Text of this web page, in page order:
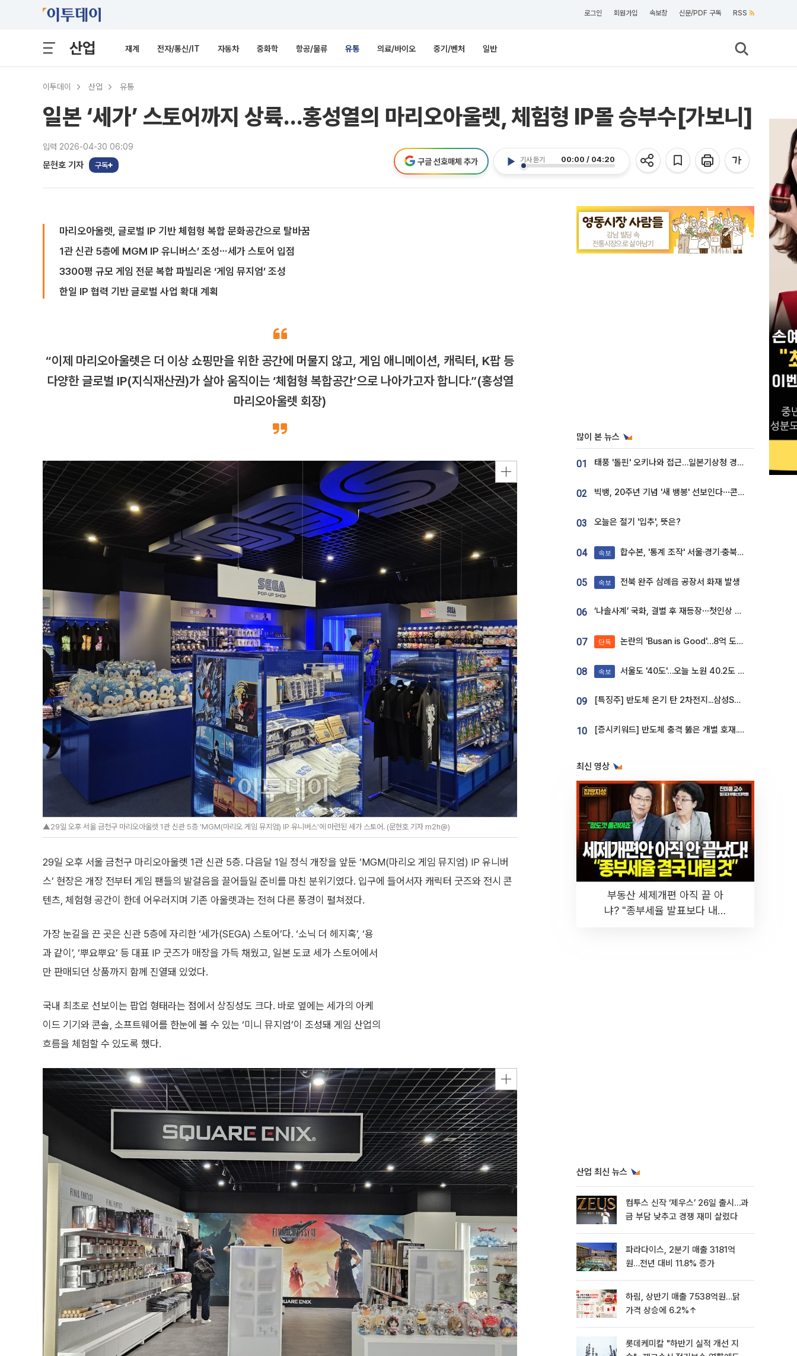
로그인 회원가입 속보창 신문/PDF 구독 RSS
산업 재계 전자/통신/IT 자동차 중화학 항공/물류 유통 의료/바이오 중기/벤처 일반
이투데이 산업 유통
일본 ‘세가’ 스토어까지 상륙…홍성열의 마리오아울렛, 체험형 IP몰 승부수[가보니]
입력 2026-04-30 06:09
문현호 기자 구독
기사 듣기 00:00 / 04:20
구글 선호매체 추가
마리오아울렛, 글로벌 IP 기반 체험형 복합 문화공간으로 탈바꿈
1관 신관 5층에 MGM IP 유니버스’ 조성⋯세가 스토어 입점
3300평 규모 게임 전문 복합 파빌리온 ‘게임 뮤지엄’ 조성
한일 IP 협력 기반 글로벌 사업 확대 계획
“이제 마리오아울렛은 더 이상 쇼핑만을 위한 공간에 머물지 않고, 게임 애니메이션, 캐릭터, K팝 등
다양한 글로벌 IP(지식재산권)가 살아 움직이는 ‘체험형 복합공간’으로 나아가고자 합니다.”(홍성열
마리오아울렛 회장)
▲29일 오후 서울 금천구 마리오아울렛 1관 신관 5층 'MGM(마리오 게임 뮤지엄) IP 유니버스'에 마련된 세가 스토어. (문현호 기자 m2h@)
29일 오후 서울 금천구 마리오아울렛 1관 신관 5층. 다음달 1일 정식 개장을 앞둔 ‘MGM(마리오 게임 뮤지엄) IP 유니버
스’ 현장은 개장 전부터 게임 팬들의 발걸음을 끌어들일 준비를 마친 분위기였다. 입구에 들어서자 캐릭터 굿즈와 전시 콘
텐츠, 체험형 공간이 한데 어우러지며 기존 아울렛과는 전혀 다른 풍경이 펼쳐졌다.
가장 눈길을 끈 곳은 신관 5층에 자리한 ‘세가(SEGA) 스토어’다. ‘소닉 더 헤지혹’, ‘용
과 같이’, ‘뿌요뿌요’ 등 대표 IP 굿즈가 매장을 가득 채웠고, 일본 도쿄 세가 스토어에서
만 판매되던 상품까지 함께 진열돼 있었다.
국내 최초로 선보이는 팝업 형태라는 점에서 상징성도 크다. 바로 옆에는 세가의 아케
이드 기기와 콘솔, 소프트웨어를 한눈에 볼 수 있는 ‘미니 뮤지엄’이 조성돼 게임 산업의
흐름을 체험할 수 있도록 했다.
많이 본 뉴스
01 태풍 '돌핀' 오키나와 접근…일본기상청 경로 업데이트
02 빅뱅, 20주년 기념 '새 뱅봉' 선보인다⋯콘서트 앞두고 팝업 개최
03 오늘은 절기 '입추', 뜻은?
04 속보 합수본, '통계 조작' 서울·경기·충북 선관위 등 추가 압수수색
05 속보 전북 완주 삼례읍 공장서 화재 발생
06 ‘나솔사계’ 국화, 결별 후 재등장⋯첫인상 투표 휩쓸고 ‘인기녀’ 등극
07 단독 논란의 'Busan is Good'…8억 도시브랜드, 용산 대통령실 CI 업체가 수행
08 속보 서울도 '40도'…오늘 노원 40.2도 기록
09 [특징주] 반도체 온기 탄 2차전지...삼성SDI, 장 초반 7% 넘게 껑충
10 [증시키워드] 반도체 충격 뚫은 개별 호재...포스코퓨처엠·에코프로·한화솔루션 '눈길'
최신 영상
부동산 세제개편 아직 끝 아
냐? "종부세율 발표보다 내릴
산업 최신 뉴스
컴투스 신작 ‘제우스’ 26일 출시…과
금 부담 낮추고 경쟁 재미 살렸다
파라다이스, 2분기 매출 3181억
원…전년 대비 11.8% 증가
하림, 상반기 매출 7538억원…닭
가격 상승에 6.2%↑
롯데케미칼 "하반기 실적 개선 지